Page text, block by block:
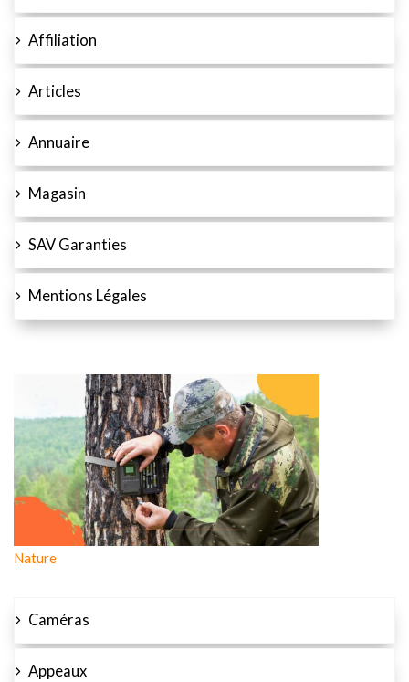
Affiliation
Articles
Annuaire
Magasin
SAV Garanties
Mentions Légales
Nature
Caméras
Appeaux